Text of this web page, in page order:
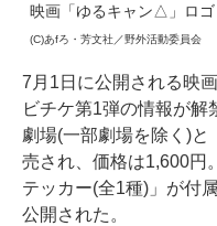
映画「ゆるキャン△」ロゴ
(C)あfろ・芳文社／野外活動委員会
7月1日に公開される映
ビチケ第1弾の情報が解
劇場(一部劇場を除く)と
売され、価格は1,600円
テッカー(全1種)」が付
公開された。